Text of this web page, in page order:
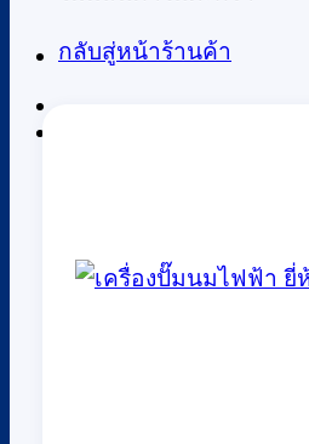
กลับสู่หน้าร้านค้า